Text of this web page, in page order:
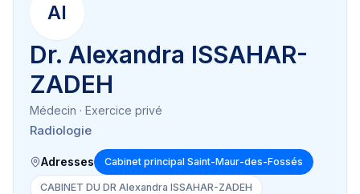
AI
Dr. Alexandra ISSAHAR-
ZADEH
Médecin · Exercice privé
Radiologie
Adresses Cabinet principal Saint-Maur-des-Fossés
CABINET DU DR Alexandra ISSAHAR-ZADEH